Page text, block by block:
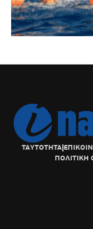
ΤΑΥΤΟΤΗΤΑ|
ΠΟΛΙΤΙΚΗ